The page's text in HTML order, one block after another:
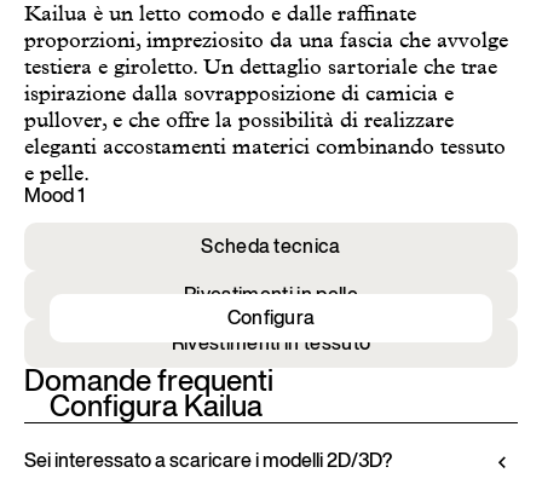
Kailua è un letto comodo e dalle raffinate
proporzioni, impreziosito da una fascia che avvolge
testiera e giroletto. Un dettaglio sartoriale che trae
ispirazione dalla sovrapposizione di camicia e
pullover, e che offre la possibilità di realizzare
eleganti accostamenti materici combinando tessuto
e pelle.
Mood 1
Scheda tecnica
Rivestimenti in pelle
Rivestimenti in tessuto
Configura Kailua
Configura
Domande frequenti
Sei interessato a scaricare i modelli 2D/3D?